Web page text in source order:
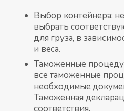
Выбор контейнера:
выбрать
для груза, в
и веса.
Таможенные
все таможенные
необходимые
Таможенная
соответствия.